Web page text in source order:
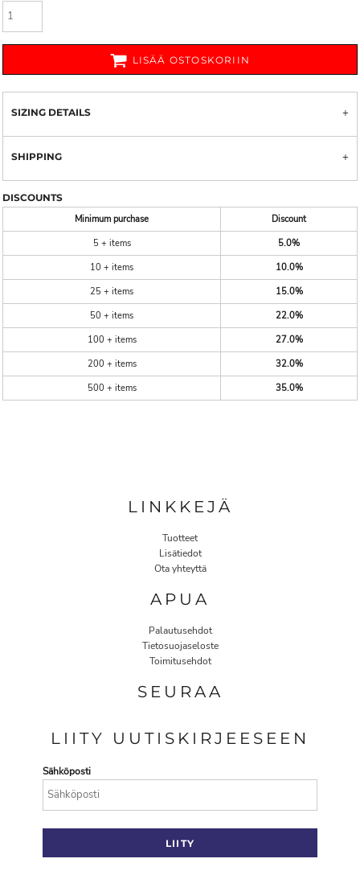
LISÄÄ OSTOSKORIIN
SIZING DETAILS
SHIPPING
DISCOUNTS
Minimum purchase
Discount
5 + items
5.0%
10 + items
10.0%
25 + items
15.0%
50 + items
22.0%
100 + items
27.0%
200 + items
32.0%
500 + items
35.0%
LINKKEJÄ
Tuotteet
Lisätiedot
Ota yhteyttä
APUA
Palautusehdot
Tietosuojaseloste
Toimitusehdot
SEURAA
LIITY UUTISKIRJEESEEN
Sähköposti
LIITY